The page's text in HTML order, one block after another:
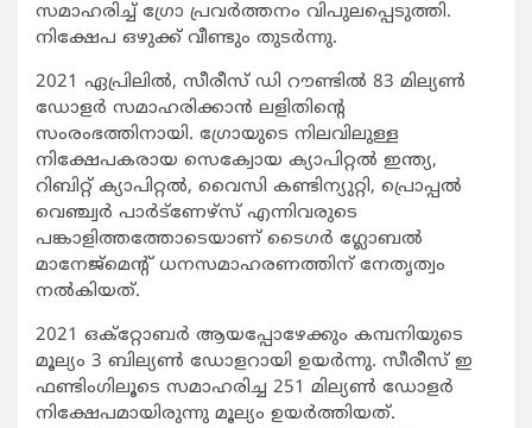
സമാഹരിച്ച് ഗ്രോ പ്രവര്‍ത്തനം വിപുലപ്പെടുത്തി.
നിക്ഷേപ ഒഴുക്ക് വീണ്ടും തുടര്‍ന്നു.
2021 ഏപ്രിലില്‍, സീരീസ് ഡി റൗണ്ടില്‍ 83 മില്യണ്‍
ഡോളര്‍ സമാഹരിക്കാന്‍ ലളിതിന്റെ
സംരംഭത്തിനായി. ഗ്രോയുടെ നിലവിലുള്ള
നിക്ഷേപകരായ സെക്വോയ ക്യാപിറ്റല്‍ ഇന്ത്യ,
റിബിറ്റ് ക്യാപിറ്റല്‍, വൈസി കണ്ടിന്യുറ്റി, പ്രൊപ്പല്‍
വെഞ്ച്വര്‍ പാര്‍ട്‌ണേഴ്‌സ് എന്നിവരുടെ
പങ്കാളിത്തത്തോടെയാണ് ടൈഗര്‍ ഗ്ലോബല്‍
മാനേജ്മെന്റ് ധനസമാഹരണത്തിന് നേതൃത്വം
നല്‍കിയത്.
2021 ഒക്‌റ്റോബര്‍ ആയപ്പോഴേക്കും കമ്പനിയുടെ
മൂല്യം 3 ബില്യണ്‍ ഡോളറായി ഉയര്‍ന്നു. സീരീസ് ഇ
ഫണ്ടിംഗിലൂടെ സമാഹരിച്ച 251 മില്യണ്‍ ഡോളര്‍
നിക്ഷേപമായിരുന്നു മൂല്യം ഉയര്‍ത്തിയത്.